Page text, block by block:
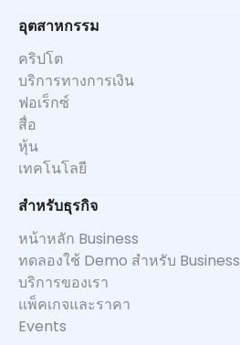
อุตสาหกรรม
คริปโต
บริการทางการเงิน
ฟอเร็กซ์
สื่อ
หุ้น
เทคโนโลยี
สำหรับธุรกิจ
หน้าหลัก Business
ทดลองใช้ Demo สำหรับ Business
บริการของเรา
แพ็คเกจและราคา
Events